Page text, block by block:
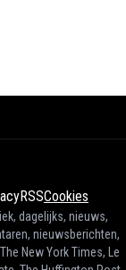
RSSCookies
dagelijks, nieuws,
nieuwsberichten,
New York Times, Le